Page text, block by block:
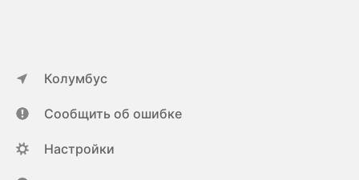
Колумбус
Сообщить об ошибке
Настройки